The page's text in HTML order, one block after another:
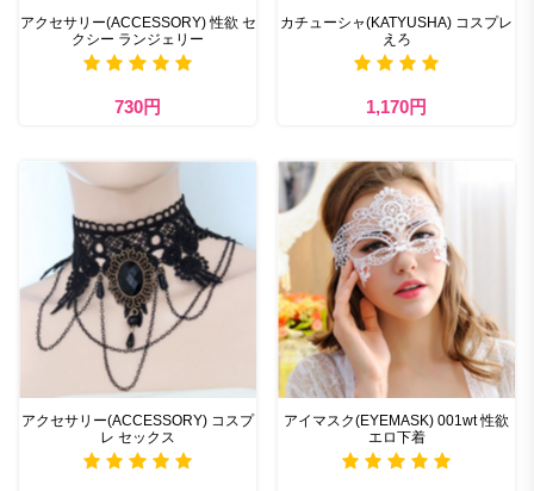
アクセサリー(ACCESSORY) 性欲 セ
クシー ランジェリー
730円
カチューシャ(KATYUSHA) コスプレ
えろ
1,170円
アクセサリー(ACCESSORY) コスプ
レ セックス
アイマスク(EYEMASK) 001wt 性欲
エロ下着